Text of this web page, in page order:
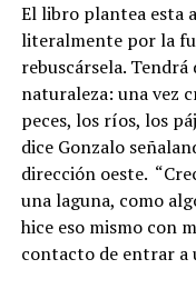
El libro plantea esta
literalmente por la
rebuscársela.
naturaleza: una vez
peces, los ríos, los
dice Gonzalo
dirección oeste.
una laguna, como
hice eso mismo con
contacto de entrar a